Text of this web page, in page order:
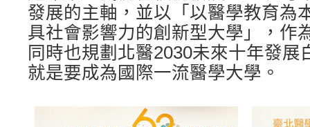
發展的主軸，並以「以醫學教育為
具社會影響力的創新型大學」，作
同時也規劃北醫2030未來十年發展
就是要成為國際一流醫學大學。